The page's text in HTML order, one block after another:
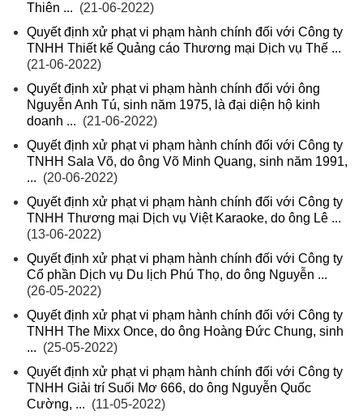
Thiên ... (21-06-2022)
Quyết định xử phạt vi phạm hành chính đối với Công ty
TNHH Thiết kế Quảng cáo Thương mại Dịch vụ Thế ...
(21-06-2022)
Quyết định xử phạt vi phạm hành chính đối với ông
Nguyễn Anh Tú, sinh năm 1975, là đại diện hộ kinh
doanh ... (21-06-2022)
Quyết định xử phạt vi phạm hành chính đối với Công ty
TNHH Sala Võ, do ông Võ Minh Quang, sinh năm 1991,
... (20-06-2022)
Quyết định xử phạt vi phạm hành chính đối với Công ty
TNHH Thương mại Dịch vụ Việt Karaoke, do ông Lê ...
(13-06-2022)
Quyết định xử phạt vi phạm hành chính đối với Công ty
Cổ phần Dịch vụ Du lịch Phú Thọ, do ông Nguyễn ...
(26-05-2022)
Quyết định xử phạt vi phạm hành chính đối với Công ty
TNHH The Mixx Once, do ông Hoàng Đức Chung, sinh
... (25-05-2022)
Quyết định xử phạt vi phạm hành chính đối với Công ty
TNHH Giải trí Suối Mơ 666, do ông Nguyễn Quốc
Cường, ... (11-05-2022)